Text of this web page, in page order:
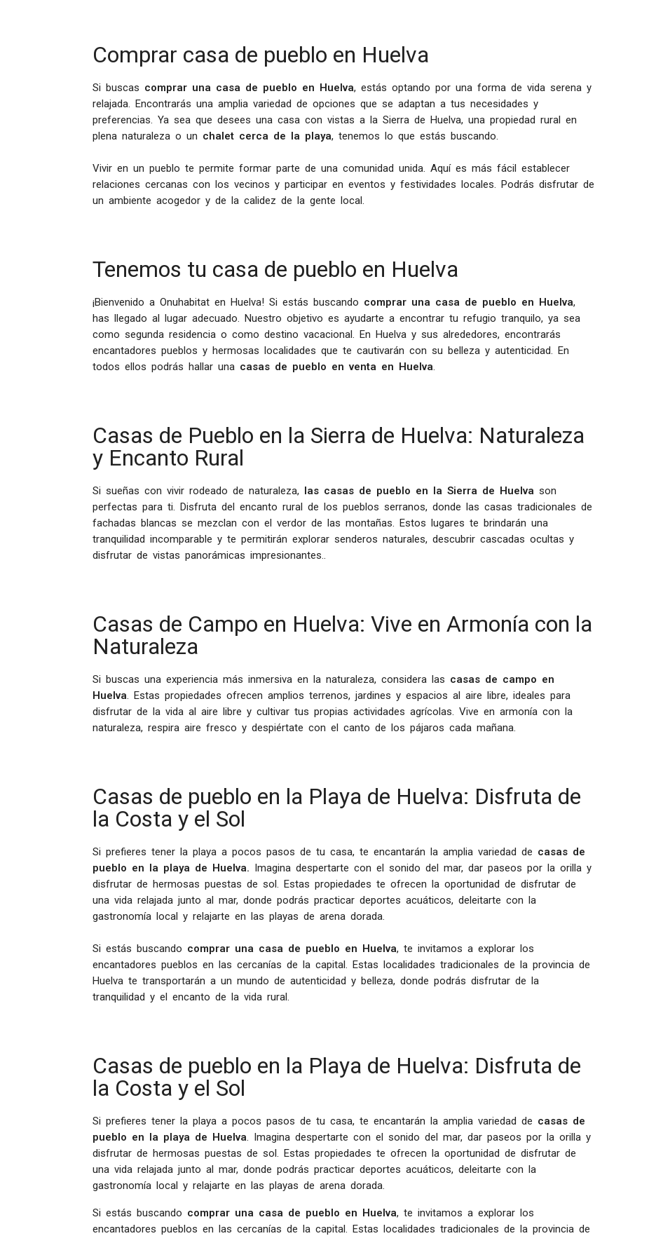
Comprar casa de pueblo en Huelva
Si buscas comprar una casa de pueblo en Huelva, estás optando por una forma de vida serena y
relajada. Encontrarás una amplia variedad de opciones que se adaptan a tus necesidades y
preferencias. Ya sea que desees una casa con vistas a la Sierra de Huelva, una propiedad rural en
plena naturaleza o un chalet cerca de la playa, tenemos lo que estás buscando.
Vivir en un pueblo te permite formar parte de una comunidad unida. Aquí es más fácil establecer
relaciones cercanas con los vecinos y participar en eventos y festividades locales. Podrás disfrutar de
un ambiente acogedor y de la calidez de la gente local.
Tenemos tu casa de pueblo en Huelva
¡Bienvenido a Onuhabitat en Huelva! Si estás buscando comprar una casa de pueblo en Huelva,
has llegado al lugar adecuado. Nuestro objetivo es ayudarte a encontrar tu refugio tranquilo, ya sea
como segunda residencia o como destino vacacional. En Huelva y sus alrededores, encontrarás
encantadores pueblos y hermosas localidades que te cautivarán con su belleza y autenticidad. En
todos ellos podrás hallar una casas de pueblo en venta en Huelva.
Casas de Pueblo en la Sierra de Huelva: Naturaleza
y Encanto Rural
Si sueñas con vivir rodeado de naturaleza, las casas de pueblo en la Sierra de Huelva son
perfectas para ti. Disfruta del encanto rural de los pueblos serranos, donde las casas tradicionales de
fachadas blancas se mezclan con el verdor de las montañas. Estos lugares te brindarán una
tranquilidad incomparable y te permitirán explorar senderos naturales, descubrir cascadas ocultas y
disfrutar de vistas panorámicas impresionantes..
Casas de Campo en Huelva: Vive en Armonía con la
Naturaleza
Si buscas una experiencia más inmersiva en la naturaleza, considera las casas de campo en
Huelva. Estas propiedades ofrecen amplios terrenos, jardines y espacios al aire libre, ideales para
disfrutar de la vida al aire libre y cultivar tus propias actividades agrícolas. Vive en armonía con la
naturaleza, respira aire fresco y despiértate con el canto de los pájaros cada mañana.
Casas de pueblo en la Playa de Huelva: Disfruta de
la Costa y el Sol
Si prefieres tener la playa a pocos pasos de tu casa, te encantarán la amplia variedad de casas de
pueblo en la playa de Huelva. Imagina despertarte con el sonido del mar, dar paseos por la orilla y
disfrutar de hermosas puestas de sol. Estas propiedades te ofrecen la oportunidad de disfrutar de
una vida relajada junto al mar, donde podrás practicar deportes acuáticos, deleitarte con la
gastronomía local y relajarte en las playas de arena dorada.
Si estás buscando comprar una casa de pueblo en Huelva, te invitamos a explorar los
encantadores pueblos en las cercanías de la capital. Estas localidades tradicionales de la provincia de
Huelva te transportarán a un mundo de autenticidad y belleza, donde podrás disfrutar de la
tranquilidad y el encanto de la vida rural.
Casas de pueblo en la Playa de Huelva: Disfruta de
la Costa y el Sol
Si prefieres tener la playa a pocos pasos de tu casa, te encantarán la amplia variedad de casas de
pueblo en la playa de Huelva. Imagina despertarte con el sonido del mar, dar paseos por la orilla y
disfrutar de hermosas puestas de sol. Estas propiedades te ofrecen la oportunidad de disfrutar de
una vida relajada junto al mar, donde podrás practicar deportes acuáticos, deleitarte con la
gastronomía local y relajarte en las playas de arena dorada.
Si estás buscando comprar una casa de pueblo en Huelva, te invitamos a explorar los
encantadores pueblos en las cercanías de la capital. Estas localidades tradicionales de la provincia de